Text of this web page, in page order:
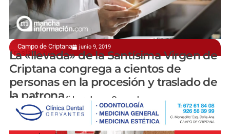
Campo de Criptana junio 9, 2019
Traslado hasta el santuario situado en el cerro
La «llevada» de la Santísima Virgen de
Criptana congrega a cientos de
personas en la procesión y traslado de
la patrona
Pilar Atienza | Vídeo: Jorge Camacho